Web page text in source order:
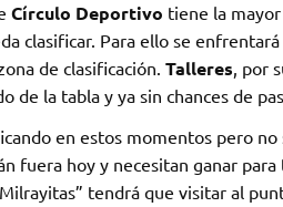
Círculo Deportivo tiene la
clasificar. Para ello se
de clasificación. Talleres, por
la tabla y ya sin chances de
en estos momentos pero no
fuera hoy y necesitan ganar
tendrá que visitar al